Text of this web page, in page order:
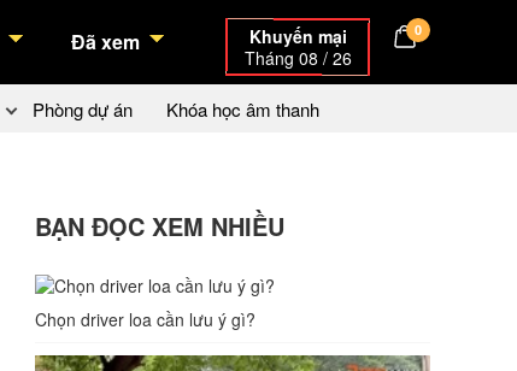
Đã xem
Khuyến mại
Tháng 08 / 26
0
Phòng dự án Khóa học âm thanh
BẠN ĐỌC XEM NHIỀU
Chọn driver loa cần lưu ý gì?